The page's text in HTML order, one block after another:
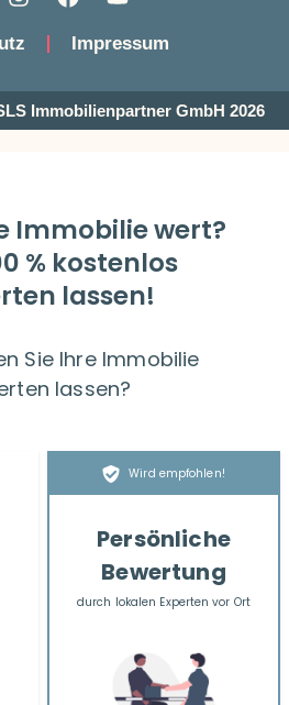
Impressum
Immobilienpartner GmbH 2026